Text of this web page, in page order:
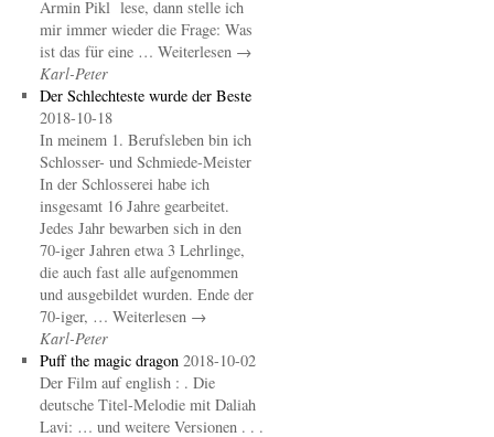
Armin Pikl lese, dann stelle ich
mir immer wieder die Frage: Was
ist das für eine … Weiterlesen →
Karl-Peter
Der Schlechteste wurde der Beste
2018-10-18
In meinem 1. Berufsleben bin ich
Schlosser- und Schmiede-Meister
In der Schlosserei habe ich
insgesamt 16 Jahre gearbeitet.
Jedes Jahr bewarben sich in den
70-iger Jahren etwa 3 Lehrlinge,
die auch fast alle aufgenommen
und ausgebildet wurden. Ende der
70-iger, … Weiterlesen →
Karl-Peter
Puff the magic dragon 2018-10-02
Der Film auf english : . Die
deutsche Titel-Melodie mit Daliah
Lavi: … und weitere Versionen . . .